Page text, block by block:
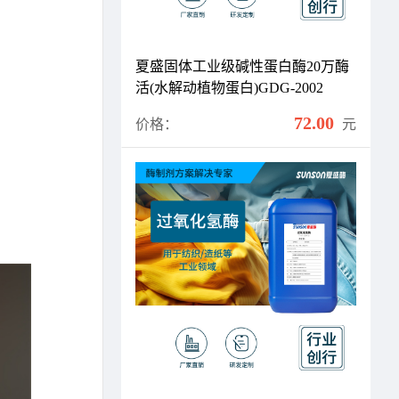
夏盛固体工业级碱性蛋白酶20万酶
活(水解动植物蛋白)GDG-2002
价格： 72.00 元